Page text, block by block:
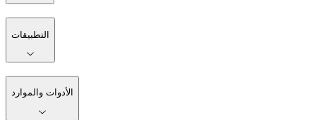
التطبيقات
الأدوات والموارد